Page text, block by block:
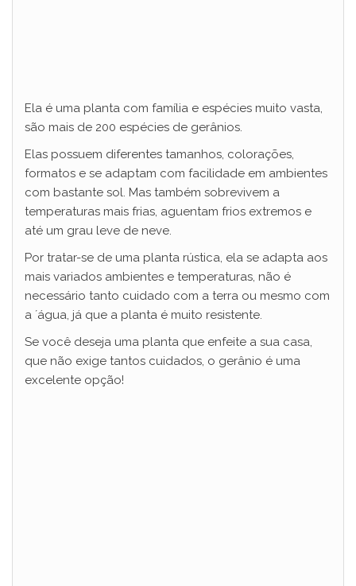
Ela é uma planta com família e espécies muito vasta,
são mais de 200 espécies de gerânios.
Elas possuem diferentes tamanhos, colorações,
formatos e se adaptam com facilidade em ambientes
com bastante sol. Mas também sobrevivem a
temperaturas mais frias, aguentam frios extremos e
até um grau leve de neve.
Por tratar-se de uma planta rústica, ela se adapta aos
mais variados ambientes e temperaturas, não é
necessário tanto cuidado com a terra ou mesmo com
a ´água, já que a planta é muito resistente.
Se você deseja uma planta que enfeite a sua casa,
que não exige tantos cuidados, o gerânio é uma
excelente opção!